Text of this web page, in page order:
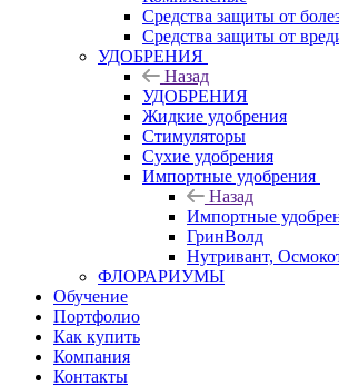
Средства защиты от
Средства защиты от
УДОБРЕНИЯ
Назад
УДОБРЕНИЯ
Жидкие удобрения
Стимуляторы
Сухие удобрения
Импортные удобрения
Назад
Импортные
ГринВолд
Нутривант,
ФЛОРАРИУМЫ
Обучение
Портфолио
Как купить
Компания
Контакты